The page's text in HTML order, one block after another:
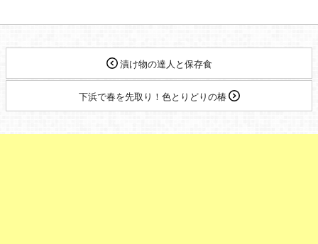
漬け物の達人と保存食
下浜で春を先取り！色とりどりの椿